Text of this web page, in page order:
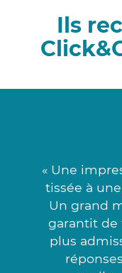
Ils
« Une
tissée à
Un grand
garantit de
plus